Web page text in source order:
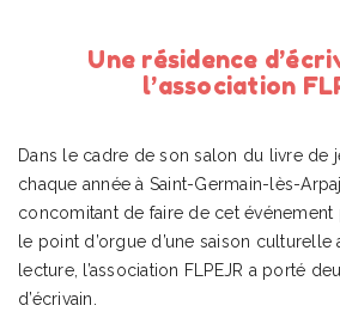
Une résidence
l’association
Dans le cadre de son salon du livre de
chaque année à Saint-Germain-lès-
concomitant de faire de cet événement
le point d’orgue d’une saison
lecture, l’association FLPEJR a porté
d’écrivain.